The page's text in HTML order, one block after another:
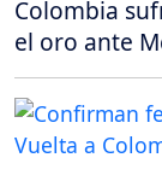
Colombia
el oro ante